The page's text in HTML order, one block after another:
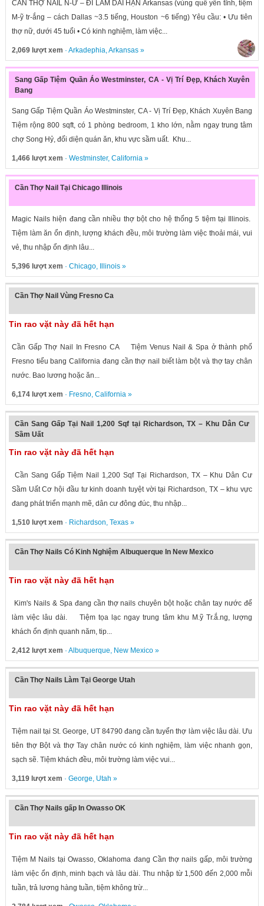
CẦN THỢ NAIL N-Ữ – ĐI LÀM DÀI HẠN Arkansas (vùng quê yên tĩnh, tiệm
M-ỹ tr-ắng – cách Dallas ~3.5 tiếng, Houston ~6 tiếng) Yêu cầu: • Ưu tiên
thợ nữ, dưới 45 tuổi • Có kinh nghiệm, làm việc...
2,069 lượt xem · Arkadephia,Arkansas»
Sang Gấp Tiệm Quần Áo Westminster, CA - Vị Trí Đẹp, Khách Xuyên
Bang
Sang Gấp Tiệm Quần Áo Westminster, CA - Vị Trí Đẹp, Khách Xuyên Bang
Tiệm rộng 800 sqft, có 1 phòng bedroom, 1 kho lớn, nằm ngay trung tâm
chợ Song Hỷ, đối diện quán ăn, khu vực sầm uất. Khu...
1,466 lượt xem · Westminster, California»
Cần Thợ Nail Tại Chicago Illinois
Magic Nails hiện đang cần nhiều thợ bột cho hệ thống 5 tiệm tại Illinois.
Tiệm làm ăn ổn định, lượng khách đều, môi trường làm việc thoải mái, vui
vẻ, thu nhập ổn định lâu...
5,396 lượt xem · Chicago, Illinois»
Cần Thợ Nail Vùng Fresno Ca
Tin rao vặt này đã hết hạn
Cần Gấp Thợ Nail In Fresno CA Tiệm Venus Nail & Spa ở thành phố
Fresno tiểu bang California đang cần thợ nail biết làm bột và thợ tay chân
nước. Bao lương hoặc ăn...
6,174 lượt xem · Fresno, California»
Cần Sang Gấp Tại Nail 1,200 Sqf tại Richardson, TX – Khu Dân Cư
Sầm Uất
Tin rao vặt này đã hết hạn
Cần Sang Gấp Tiệm Nail 1,200 Sqf Tại Richardson, TX – Khu Dân Cư
Sầm Uất Cơ hội đầu tư kinh doanh tuyệt vời tại Richardson, TX – khu vực
đang phát triển mạnh mẽ, dân cư đông đúc, thu nhập...
1,510 lượt xem · Richardson, Texas»
Cần Thợ Nails Có Kinh Nghiệm Albuquerque In New Mexico
Tin rao vặt này đã hết hạn
Kim's Nails & Spa đang cần thợ nails chuyên bột hoặc chân tay nước để
làm việc lâu dài. Tiệm tọa lạc ngay trung tâm khu M.ỹ Tr.ắ.ng, lượng
khách ổn định quanh năm, tip...
2,412 lượt xem · Albuquerque, New Mexico»
Cần Thợ Nails Làm Tại George Utah
Tin rao vặt này đã hết hạn
Tiệm nail tại St. George, UT 84790 đang cần tuyển thợ làm việc lâu dài. Ưu
tiên thợ Bột và thợ Tay chân nước có kinh nghiệm, làm việc nhanh gọn,
sạch sẽ. Tiệm khách đều, môi trường làm việc vui...
3,119 lượt xem · George, Utah »
Cần Thợ Nails gấp In Owasso OK
Tin rao vặt này đã hết hạn
Tiệm M Nails tại Owasso, Oklahoma đang Cần thợ nails gấp, môi trường
làm việc ổn định, minh bạch và lâu dài. Thu nhập từ 1,500 đến 2,000 mỗi
tuần, trả lương hàng tuần, tiệm không trừ...